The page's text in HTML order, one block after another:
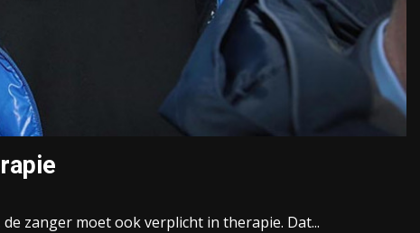
zanger moet ook verplicht in therapie. Dat...